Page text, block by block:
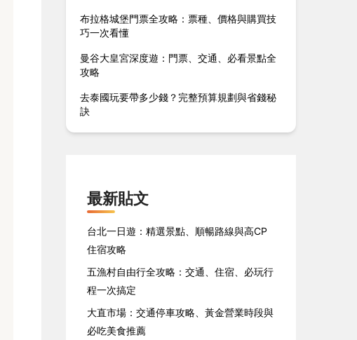
布拉格城堡門票全攻略：票種、價格與購買技
巧一次看懂
曼谷大皇宮深度遊：門票、交通、必看景點全
攻略
去泰國玩要帶多少錢？完整預算規劃與省錢秘
訣
最新貼文
台北一日遊：精選景點、順暢路線與高CP
住宿攻略
五漁村自由行全攻略：交通、住宿、必玩行
程一次搞定
大直市場：交通停車攻略、黃金營業時段與
必吃美食推薦